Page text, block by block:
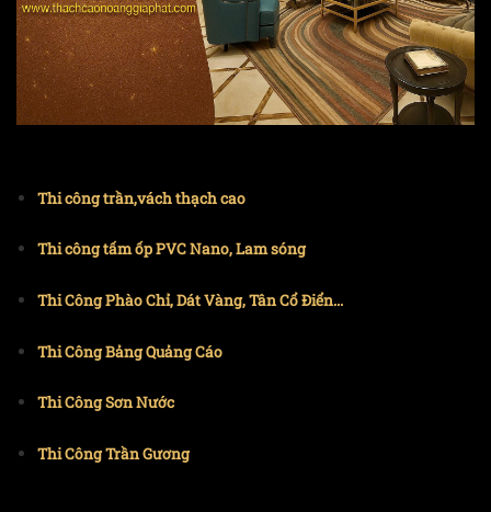
Thi công trần,vách thạch cao
Thi công tấm ốp PVC Nano, Lam sóng
Thi Công Phào Chỉ, Dát Vàng, Tân Cổ Điển...
Thi Công Bảng Quảng Cáo
Thi Công Sơn Nước
Thi Công Trần Gương